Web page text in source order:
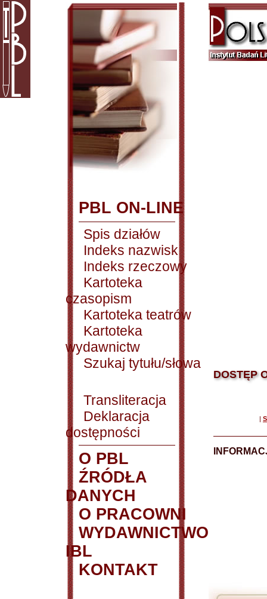
PBL ON-LINE
Spis działów
Indeks nazwisk
Indeks rzeczowy
Kartoteka
czasopism
Kartoteka teatrów
Kartoteka
wydawnictw
Szukaj tytułu/słowa
Transliteracja
Deklaracja
dostępności
O PBL
ŹRÓDŁA
DANYCH
O PRACOWNI
WYDAWNICTWO
IBL
KONTAKT
DOSTĘP
|